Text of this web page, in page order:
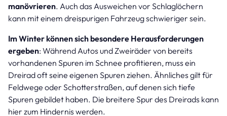
manövrieren. Auch das Ausweichen vor Schlaglöchern
kann mit einem dreispurigen Fahrzeug schwieriger sein.
Im Winter können sich besondere Herausforderungen
ergeben: Während Autos und Zweiräder von bereits
vorhandenen Spuren im Schnee profitieren, muss ein
Dreirad oft seine eigenen Spuren ziehen. Ähnliches gilt für
Feldwege oder Schotterstraßen, auf denen sich tiefe
Spuren gebildet haben. Die breitere Spur des Dreirads kann
hier zum Hindernis werden.